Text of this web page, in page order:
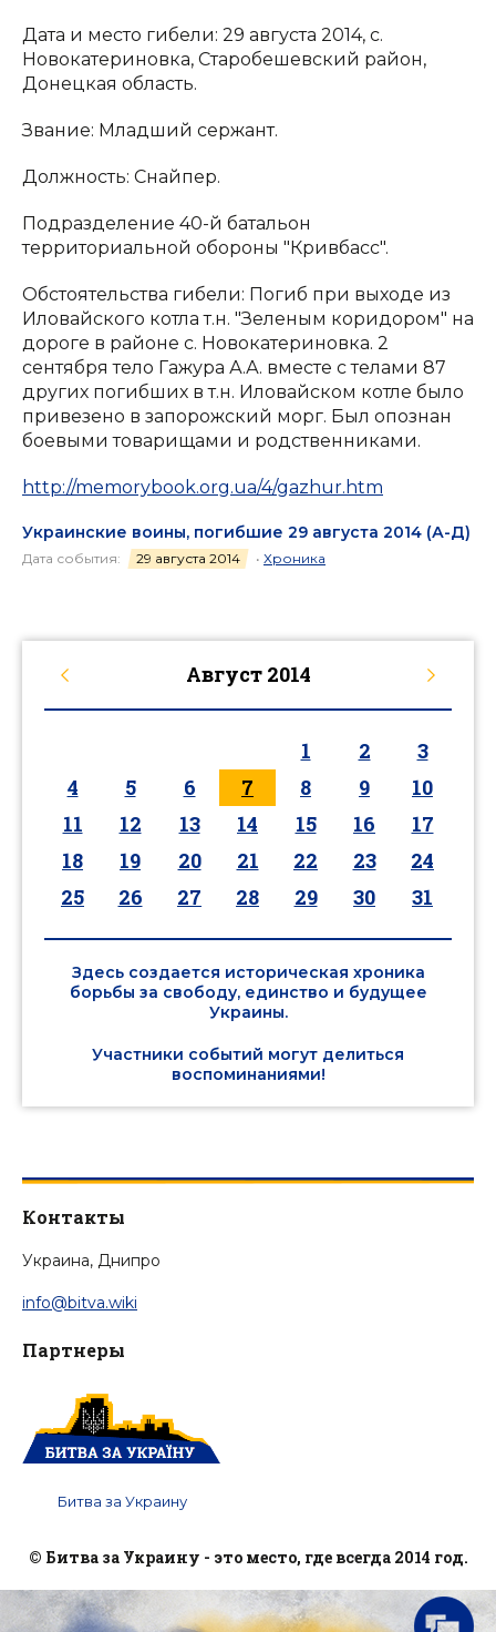
Дата и место гибели: 29 августа 2014, с.
Новокатериновка, Старобешевский район,
Донецкая область.
Звание: Младший сержант.
Должность: Снайпер.
Подразделение 40-й батальон
территориальной обороны "Кривбасс".
Обстоятельства гибели: Погиб при выходе из
Иловайского котла т.н. "Зеленым коридором" на
дороге в районе с. Новокатериновка. 2
сентября тело Гажура А.А. вместе с телами 87
других погибших в т.н. Иловайском котле было
привезено в запорожский морг. Был опознан
боевыми товарищами и родственниками.
http://memorybook.org.ua/4/gazhur.htm
Украинские воины, погибшие 29 августа 2014 (А-Д)
Дата события: 29 августа 2014 • Хроника
Август 2014
1 2
3
4
5 6 7 8 9
10
11
12 13 14 15 16
17
18
19 20 21 22 23
24
25
26 27 28 29 30 31
Здесь создается историческая хроника
борьбы за свободу, единство и будущее
Украины.
Участники событий могут делиться
воспоминаниями!
Контакты
Украина, Днипро
info@bitva.wiki
Партнеры
Битва за Украину
© Битва за Украину - это место, где всегда 2014 год.